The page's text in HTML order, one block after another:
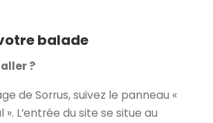
balade
?
de Sorrus, suivez le panneau «
L’entrée du site se situe au